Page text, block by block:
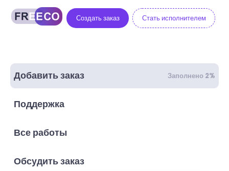
Создать заказ Стать исполнителем
Добавить заказ Заполнено 2%
Поддержка
Все работы
Обсудить заказ